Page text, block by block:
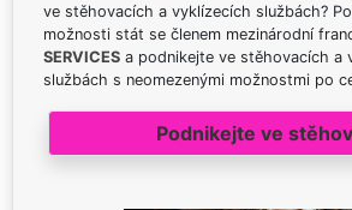
ve stěhovacích a vyklízecích službách?
možnosti stát se členem mezinárodní
SERVICES a podnikejte ve stěhovacích a
službách s neomezenými možnostmi po
Podnikejte ve